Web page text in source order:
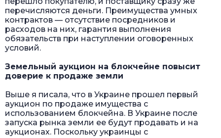
перечисляются деньги. Преимущества умных
контрактов — отсутствие посредников и
расходов на них, гарантия выполнения
обязательств при наступлении оговоренных
условий.
Земельный аукцион на блокчейне повысит
доверие к продаже земли
Выше я писала, что в Украине прошел первый
аукцион по продаже имущества с
использованием блокчейна. В Украине после
запуска рынка земли ее будут продавать и на
аукционах. Поскольку украинцы с